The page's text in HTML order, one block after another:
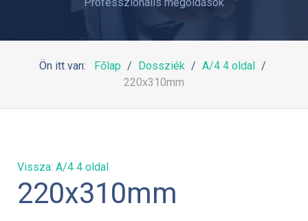
Ön itt van: Főlap Dossziék
A/4 4 oldal
220x310mm
Vissza: A/4 4 oldal
220x310mm